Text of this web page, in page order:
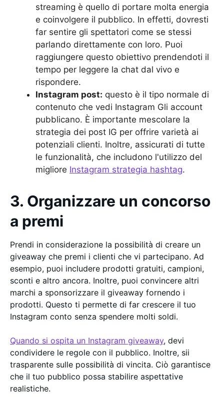
streaming è quello di portare molta energia
e coinvolgere il pubblico. In effetti, dovresti
far sentire gli spettatori come se stessi
parlando direttamente con loro. Puoi
raggiungere questo obiettivo prendendoti il
tempo per leggere la chat dal vivo e
rispondere.
Instagram post: questo è il tipo normale di
contenuto che vedi Instagram Gli account
pubblicano. È importante mescolare la
strategia dei post IG per offrire varietà ai
potenziali clienti. Inoltre, assicurati di tutte
le funzionalità, che includono l'utilizzo del
migliore Instagram strategia hashtag.
3. Organizzare un concorso
a premi
Prendi in considerazione la possibilità di creare un
giveaway che premi i clienti che vi partecipano. Ad
esempio, puoi includere prodotti gratuiti, campioni,
sconti e altro ancora. Inoltre, puoi convincere altri
marchi a sponsorizzare il giveaway fornendo i
prodotti. Questo ti permette di far crescere il tuo
Instagram conto senza spendere molti soldi.
Quando si ospita un Instagram giveaway, devi
condividere le regole con il pubblico. Inoltre, sii
trasparente sulle possibilità di vincita. Ciò garantisce
che il tuo pubblico possa stabilire aspettative
realistiche.